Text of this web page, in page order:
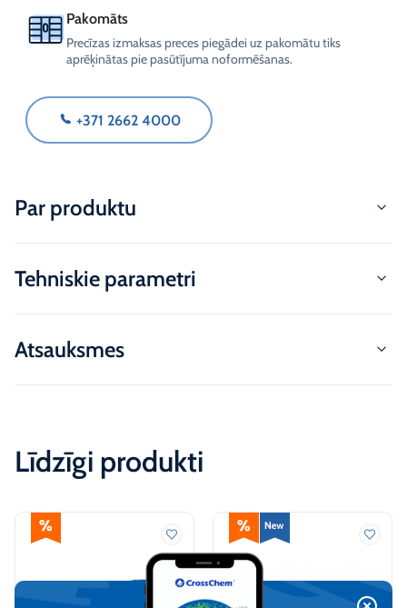
Pakomāts
Precīzas izmaksas preces piegādei uz pakomātu tiks
aprēķinātas pie pasūtījuma noformēšanas.
+371 2662 4000
Par produktu
Tehniskie parametri
Atsauksmes
Līdzīgi produkti